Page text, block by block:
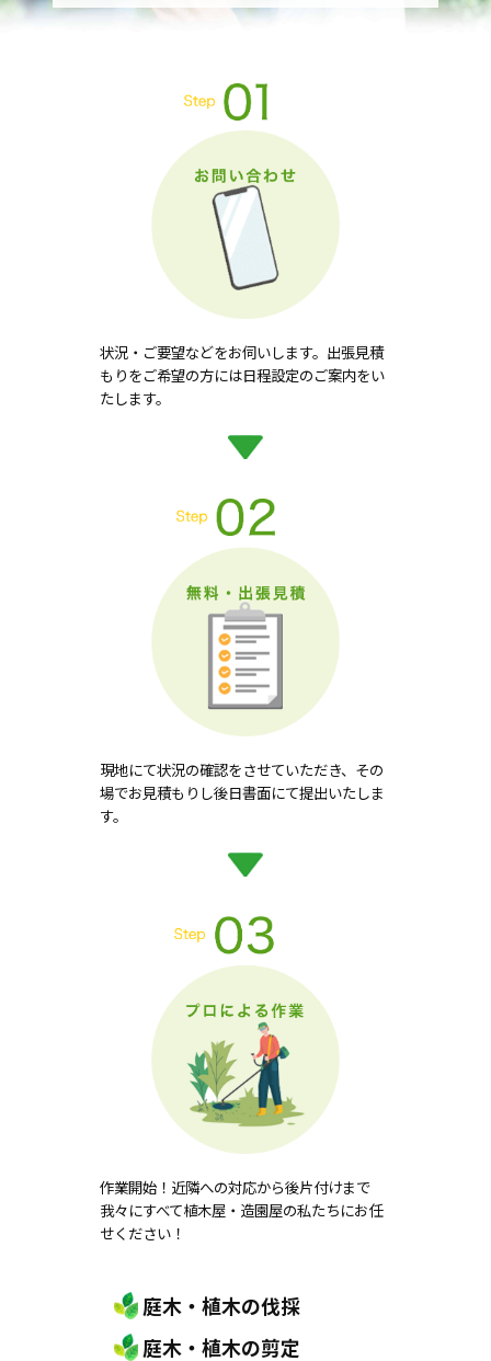
状況・ご要望などをお伺いします。出張見積
もりをご希望の方には日程設定のご案内をい
たします。
現地にて状況の確認をさせていただき、その
場でお見積もりし後日書面にて提出いたしま
す。
作業開始！近隣への対応から後片付けまで
我々にすべて植木屋・造園屋の私たちにお任
せください！
庭木・植木の伐採
庭木・植木の剪定